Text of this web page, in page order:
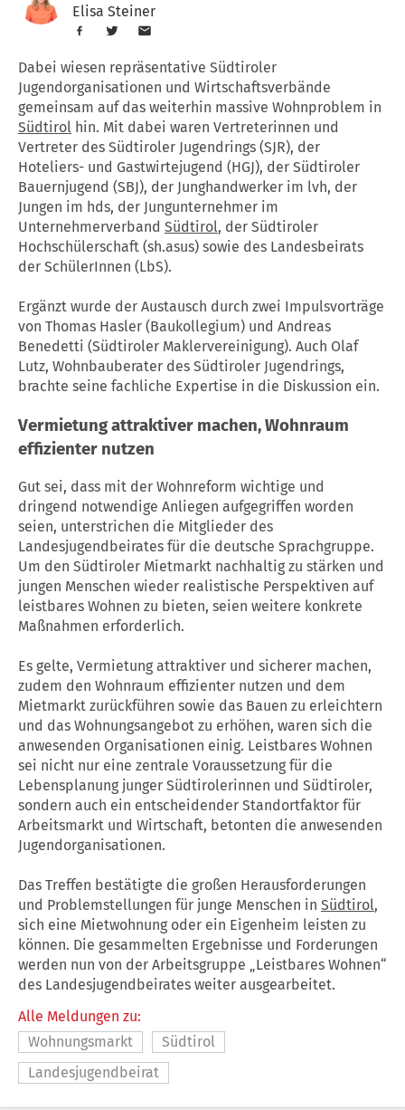
Elisa Steiner
Dabei wiesen repräsentative Südtiroler
Jugendorganisationen und Wirtschaftsverbände
gemeinsam auf das weiterhin massive Wohnproblem in
Südtirol hin. Mit dabei waren Vertreterinnen und
Vertreter des Südtiroler Jugendrings (SJR), der
Hoteliers- und Gastwirtejugend (HGJ), der Südtiroler
Bauernjugend (SBJ), der Junghandwerker im lvh, der
Jungen im hds, der Jungunternehmer im
Unternehmerverband Südtirol, der Südtiroler
Hochschülerschaft (sh.asus) sowie des Landesbeirats
der SchülerInnen (LbS).
Ergänzt wurde der Austausch durch zwei Impulsvorträge
von Thomas Hasler (Baukollegium) und Andreas
Benedetti (Südtiroler Maklervereinigung). Auch Olaf
Lutz, Wohnbauberater des Südtiroler Jugendrings,
brachte seine fachliche Expertise in die Diskussion ein.
Vermietung attraktiver machen, Wohnraum
effizienter nutzen
Gut sei, dass mit der Wohnreform wichtige und
dringend notwendige Anliegen aufgegriffen worden
seien, unterstrichen die Mitglieder des
Landesjugendbeirates für die deutsche Sprachgruppe.
Um den Südtiroler Mietmarkt nachhaltig zu stärken und
jungen Menschen wieder realistische Perspektiven auf
leistbares Wohnen zu bieten, seien weitere konkrete
Maßnahmen erforderlich.
Es gelte, Vermietung attraktiver und sicherer machen,
zudem den Wohnraum effizienter nutzen und dem
Mietmarkt zurückführen sowie das Bauen zu erleichtern
und das Wohnungsangebot zu erhöhen, waren sich die
anwesenden Organisationen einig. Leistbares Wohnen
sei nicht nur eine zentrale Voraussetzung für die
Lebensplanung junger Südtirolerinnen und Südtiroler,
sondern auch ein entscheidender Standortfaktor für
Arbeitsmarkt und Wirtschaft, betonten die anwesenden
Jugendorganisationen.
Das Treffen bestätigte die großen Herausforderungen
und Problemstellungen für junge Menschen in Südtirol,
sich eine Mietwohnung oder ein Eigenheim leisten zu
können. Die gesammelten Ergebnisse und Forderungen
werden nun von der Arbeitsgruppe „Leistbares Wohnen“
des Landesjugendbeirates weiter ausgearbeitet.
Alle Meldungen zu:
Wohnungsmarkt
Südtirol
Landesjugendbeirat